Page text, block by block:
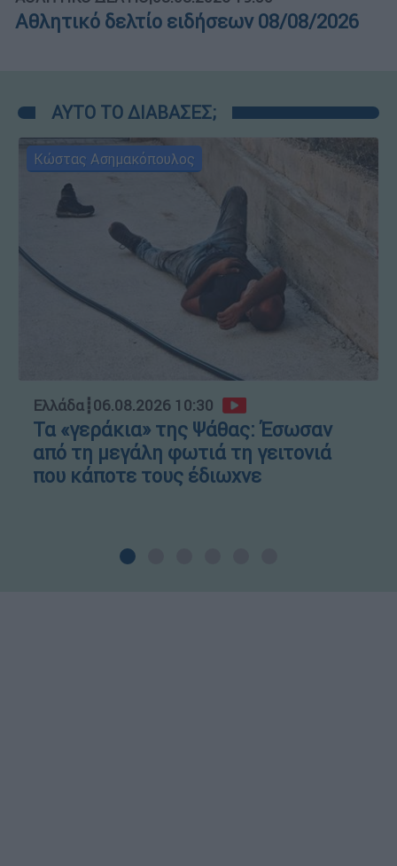
Αθλητικό δελτίο ειδήσεων 08/08/2026
ΑΥΤΟ ΤΟ ΔΙΑΒΑΣΕΣ;
Κώστας Ασημακόπουλος
Ελλάδα┋06.08.2026 10:30
Τα «γεράκια» της Ψάθας: Έσωσαν
από τη μεγάλη φωτιά τη γειτονιά
που κάποτε τους έδιωχνε